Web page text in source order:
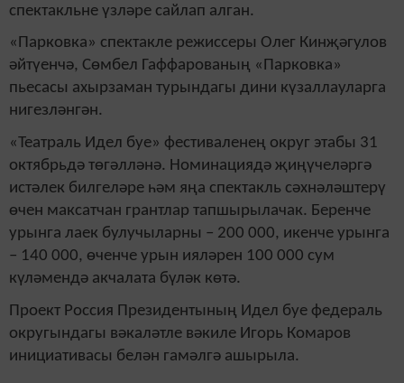
спектакльне үзләре сайлап алган.
«Парковка» спектакле режиссеры Олег Кинҗәгулов
әйтүенчә, Сөмбел Гаффарованың «Парковка»
пьесасы ахырзаман турындагы дини күзаллауларга
нигезләнгән.
«Театраль Идел буе» фестиваленең округ этабы 31
октябрьдә төгәлләнә. Номинациядә җиңүчеләргә
истәлек билгеләре һәм яңа спектакль сәхнәләштерү
өчен максатчан грантлар тапшырылачак. Беренче
урынга лаек булучыларны – 200 000, икенче урынга
– 140 000, өченче урын ияләрен 100 000 сум
күләмендә акчалата бүләк көтә.
Проект Россия Президентының Идел буе федераль
округындагы вәкаләтле вәкиле Игорь Комаров
инициативасы белән гамәлгә ашырыла.